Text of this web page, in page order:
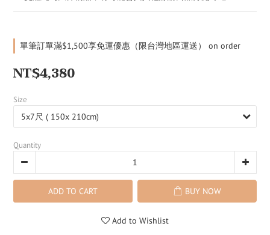
單筆訂單滿$1,500享免運優惠（限台灣地區運送） on order
NT$4,380
Size
Quantity
ADD TO CART BUY NOW
Add to Wishlist